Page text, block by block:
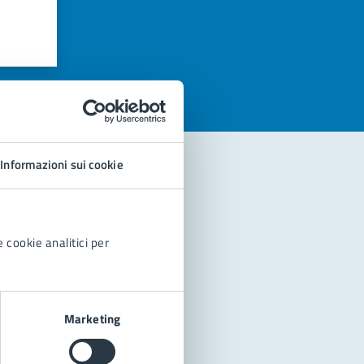
Informazioni sui cookie
cookie analitici per
Marketing